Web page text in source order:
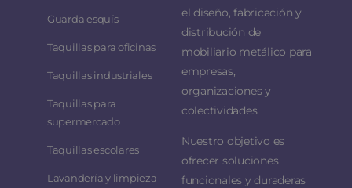
Guarda esquís
Taquillas para oficinas
Taquillas industriales
Taquillas para
supermercado
Taquillas escolares
Lavandería y limpieza
el diseño, fabricación y
distribución de
mobiliario metálico para
empresas,
organizaciones y
colectividades.
Nuestro objetivo es
ofrecer soluciones
funcionales y duraderas